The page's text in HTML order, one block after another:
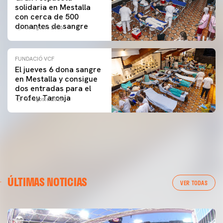
solidaria en Mestalla
con cerca de 500
donantes de sangre
06 agosto 2026
FUNDACIÓ VCF
El jueves 6 dona sangre
en Mestalla y consigue
dos entradas para el
Trofeu Taronja
03 agosto 2026
ÚLTIMAS NOTICIAS VER TODAS